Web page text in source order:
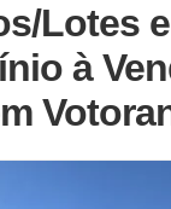
Lotes
à